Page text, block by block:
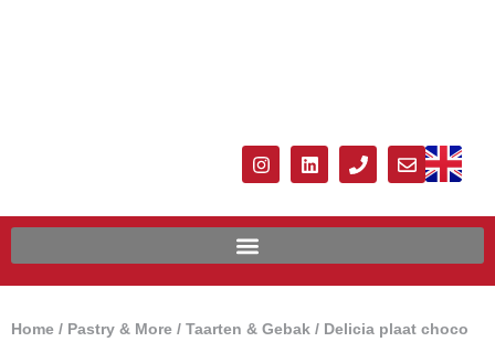
Home / Pastry & More / Taarten & Gebak / Delicia plaat choco